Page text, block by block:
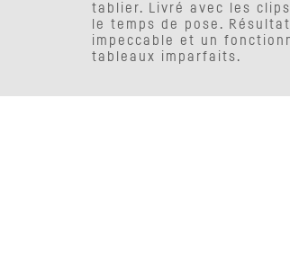
tablier. Livré avec les
le temps de pose.
impeccable et un
tableaux imparfaits.